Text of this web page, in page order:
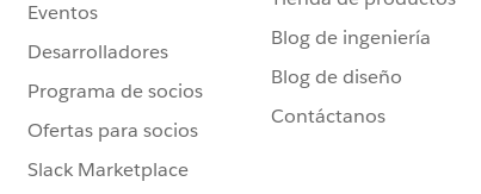
Eventos
Desarrolladores
Programa de socios
Ofertas para socios
Slack Marketplace
Blog de ingeniería
Blog de diseño
Contáctanos